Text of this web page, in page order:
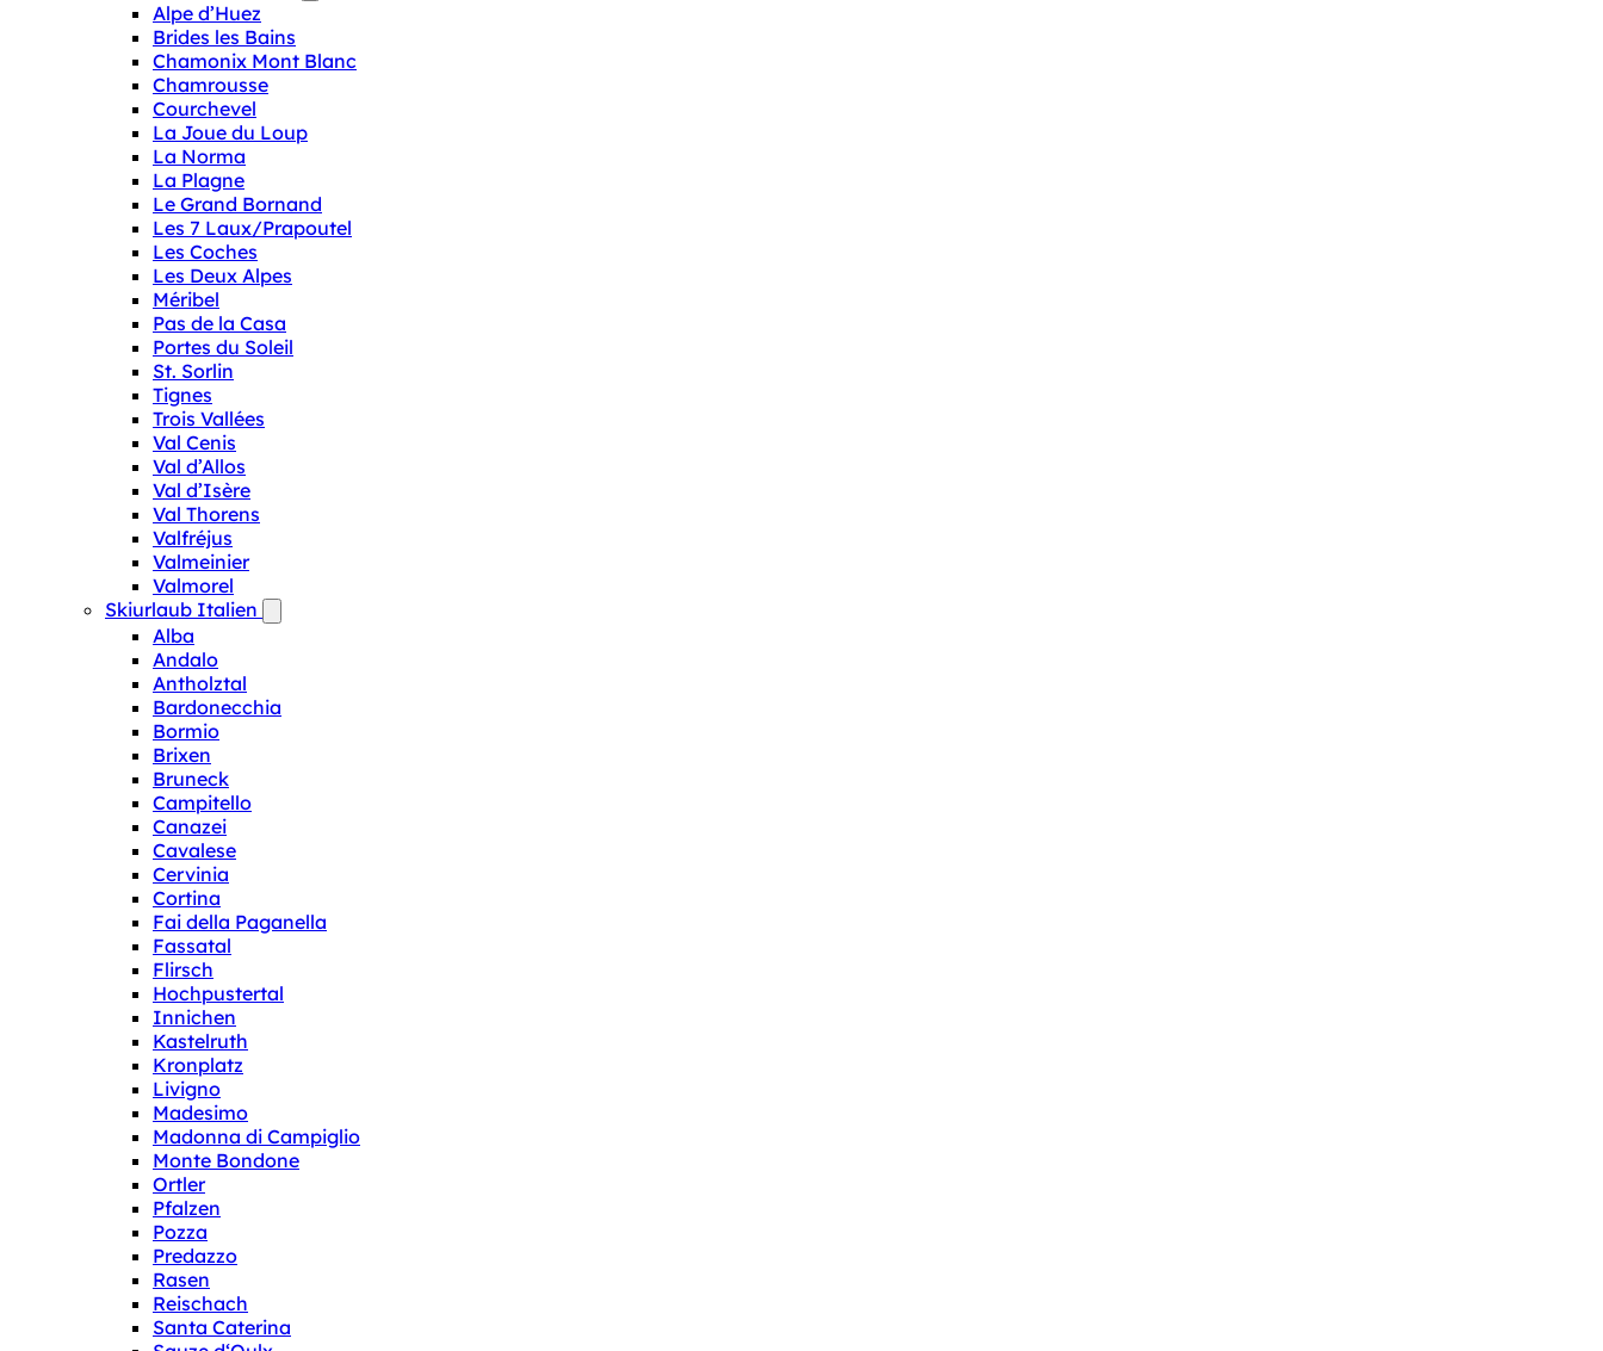
Alpe d’Huez
Brides les Bains
Chamonix Mont Blanc
Chamrousse
Courchevel
La Joue du Loup
La Norma
La Plagne
Le Grand Bornand
Les 7 Laux/Prapoutel
Les Coches
Les Deux Alpes
Méribel
Pas de la Casa
Portes du Soleil
St. Sorlin
Tignes
Trois Vallées
Val Cenis
Val d’Allos
Val d’Isère
Val Thorens
Valfréjus
Valmeinier
Valmorel
Skiurlaub Italien
Alba
Andalo
Antholztal
Bardonecchia
Bormio
Brixen
Bruneck
Campitello
Canazei
Cavalese
Cervinia
Cortina
Fai della Paganella
Fassatal
Flirsch
Hochpustertal
Innichen
Kastelruth
Kronplatz
Livigno
Madesimo
Madonna di Campiglio
Monte Bondone
Ortler
Pfalzen
Pozza
Predazzo
Rasen
Reischach
Santa Caterina